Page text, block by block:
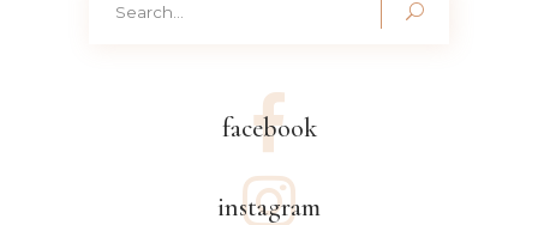
facebook
instagram